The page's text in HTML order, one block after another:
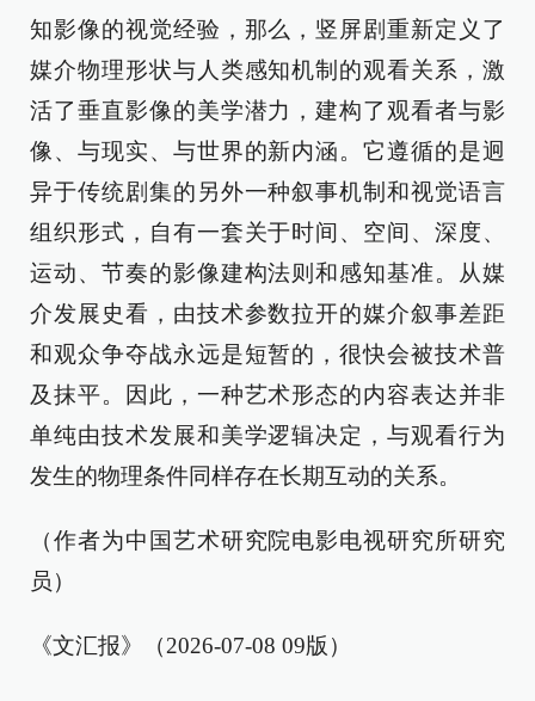
知影像的视觉经验，那么，竖屏剧重新定义了
媒介物理形状与人类感知机制的观看关系，激
活了垂直影像的美学潜力，建构了观看者与影
像、与现实、与世界的新内涵。它遵循的是迥
异于传统剧集的另外一种叙事机制和视觉语言
组织形式，自有一套关于时间、空间、深度、
运动、节奏的影像建构法则和感知基准。从媒
介发展史看，由技术参数拉开的媒介叙事差距
和观众争夺战永远是短暂的，很快会被技术普
及抹平。因此，一种艺术形态的内容表达并非
单纯由技术发展和美学逻辑决定，与观看行为
发生的物理条件同样存在长期互动的关系。
（作者为中国艺术研究院电影电视研究所研究
员）
《文汇报》（2026-07-08 09版）